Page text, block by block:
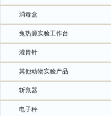
消毒盒
兔热源实验工作台
灌胃针
其他动物实验产品
斩鼠器
电子秤